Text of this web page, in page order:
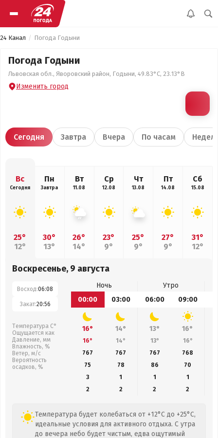
24 Канал Погода Годыни
Погода Годыни
Львовская обл., Яворовский район, Годыни, 49.83°С, 23.13°В
Изменить город
Сегодня Завтра Вчера По часам
Вс
Сегодня
25°
12°
Пн
Завтра
30°
13°
Вт
11.08
26°
14°
Ср
12.08
23°
9°
Чт
13.08
25°
9°
Пт
14.08
27°
9°
Сб
15.08
31°
12°
Воскресенье, 9 августа
Восход:06:08
Закат:20:56
Температура С°
Ощущается как
Давление, мм
Влажность, %
Ветер, м/с
Вероятность
осадков, %
Ночь
Утро
00:00
03:00 06:00 09:00
16° 14° 13° 16°
16° 14° 13° 16°
767
767 767 768
75
78 86 70
3
1 1
1
2
2 2 2
Температура будет колебаться от +12°C до +25°C,
идеальные условия для активного отдыха. С утра
до вечера небо будет чистым, едва ощутимый